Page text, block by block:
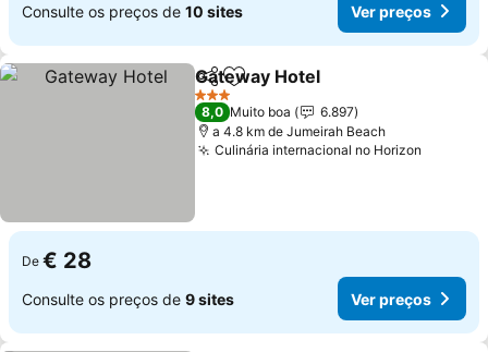
Consulte os preços de 10 sites Ver preços
PartilharAdicionar aos favoritos
Gateway Hotel
3 Estrelas
8,0 Muito boa
6.897
a 4.8 km de Jumeirah Beach
Culinária internacional no Horizon
De € 28
Consulte os preços de 9 sites Ver preços